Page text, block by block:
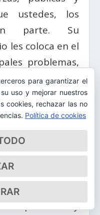
ustedes, los
parte. Su
les coloca en el
problemas,
la preservación
la garantía
la garantía de
los desafíos de
movilización.
doble desafío,
y sé que
experiencia y
para garantizar el
uso y mejorar nuestros
cookies, rechazar las no
Política de cookies